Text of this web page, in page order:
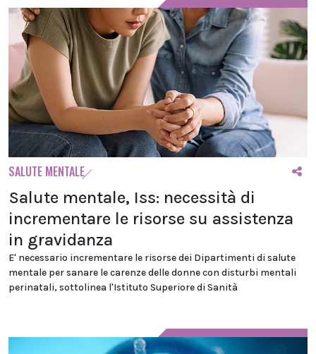
SALUTE MENTALE
Salute mentale, Iss: necessità di
incrementare le risorse su assistenza
in gravidanza
E' necessario incrementare le risorse dei Dipartimenti di salute
mentale per sanare le carenze delle donne con disturbi mentali
perinatali, sottolinea l'Istituto Superiore di Sanità